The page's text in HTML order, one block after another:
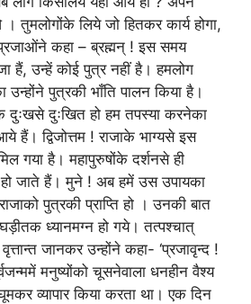
लिये जो हितकर कार्य होगा,
कहा – ब्रह्मन् ! इस समय
हैं, उन्हें कोई पुत्र नहीं है। हमलोग
उन्होंने पुत्रकी भाँति पालन किया है।
दुःखित हो हम तपस्या करनेका
हैं। द्विजोत्तम ! राजाके भाग्यसे इस
गया है। महापुरुषोंके दर्शनसे ही
हो जाते हैं। मुने ! अब हमें उस उपायका
पुत्रकी प्राप्ति हो । उनकी बात
ध्यानमग्न हो गये। तत्पश्चात्
जानकर उन्होंने कहा- ‘प्रजावृन्द !
मनुष्योंको चूसनेवाला धनहीन वैश्य
व्यापार किया करता था। एक दिन